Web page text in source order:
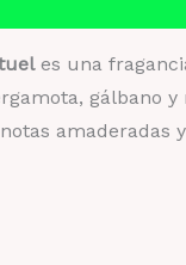
es una
gálbano
amaderadas